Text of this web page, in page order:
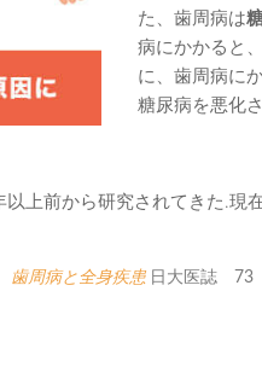
た、歯周病は
病にかかると
に、歯周病に
糖尿病を悪化
上前から研究されてきた.現
歯周病と全身疾患 日大医誌 73